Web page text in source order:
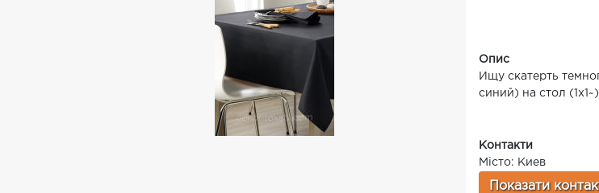
Опис
Ищу скатерть
синий) на стол
Контакти
Місто: Киев
Показати